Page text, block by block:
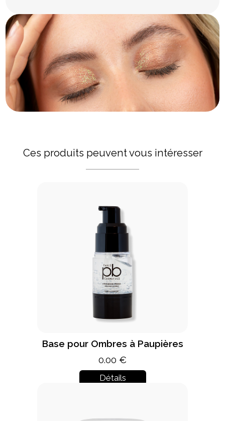
Ces produits peuvent vous intéresser
Base pour Ombres à Paupières
0.00 €
Détails